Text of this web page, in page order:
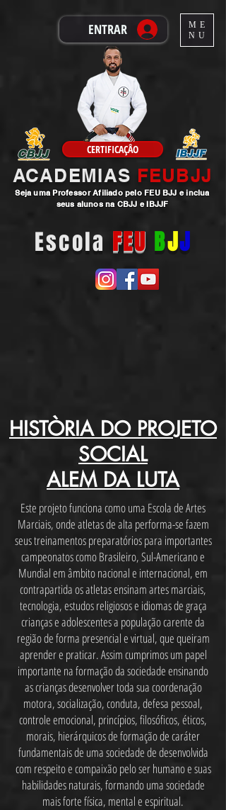
ENTRAR
CERTIFICAÇÂO
ACADEMIAS FEUBJJ
Seja uma ProfessorAfiliado pelo FEU BJJ e inclua
seus alunos na CBJJ e IBJJF
ME
NU
Escola FEU BJJ
HISTÒRIA DO PROJETO
SOCIAL
ALEM DA LUTA
Este projeto funciona como uma Escola de Artes
Marciais, onde atletas de alta performa-se fazem
seus treinamentos preparatórios para importantes
campeonatos como Brasileiro, Sul-Americano e
Mundial em âmbito nacional e internacional, em
contrapartida os atletas ensinam artes marciais,
tecnologia, estudos religiosos e idiomas de graça
crianças e adolescentes a população carente da
região de forma presencial e virtual, que queiram
aprender e praticar. Assim cumprimos um papel
importante na formação da sociedade ensinando
as crianças desenvolver toda sua coordenação
motora, socialização, conduta, defesa pessoal,
controle emocional, princípios, filosóficos, éticos,
morais, hierárquicos de formação de caráter
fundamentais de uma sociedade de desenvolvida
com respeito e compaixão pelo ser humano e suas
habilidades naturais, formando uma sociedade
mais forte física, mental e espiritual.